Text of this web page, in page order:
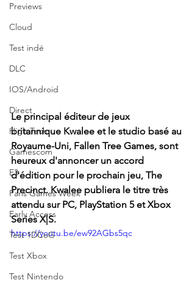
Previews
Cloud
Test indé
DLC
IOS/Android
Direct
High Tech
Gamescom
E3
Paris Games Week
Early Access
Test 1DCoG
Test Xbox
Test Nintendo
Le principal éditeur de jeux
britannique Kwalee et le studio basé au
Royaume-Uni, Fallen Tree Games, sont
heureux d'annoncer un accord
d'édition pour le prochain jeu, The
Precinct. Kwalee publiera le titre très
attendu sur PC, PlayStation 5 et Xbox
Series X|S.
https://youtu.be/ew92AGbs5qc